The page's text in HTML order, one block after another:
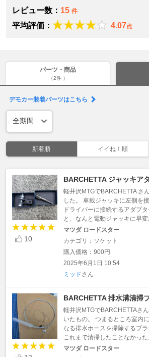
レビュー数： 15 件
平均評価： 4.07点
パーツ・商品
（2件 ）
デモカー装着パーツはこちら
新着順 イイね！順
10
BARCHETTA ジャッキア
軽井沢MTGでBARCHETTA さ
した。 車載ジャッキに左側を
ドライバーに接続するアダプ
と、なんと電動ジャッキに早変
マツダ ロードスター
カテゴリ：ソケット
購入価格：900円
2025年6月1日 10:54
ミッドさん
BARCHETTA 排水溝清掃
軽井沢MTGでBARCHETTAさ
いたもの。 つまるところ室内
なる排水ホースを掃除するブ
これまで清掃したことなかった
マツダ ロードスター